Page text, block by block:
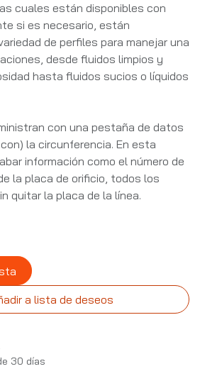
cuales están disponibles con
si es necesario, están
de perfiles para manejar una
desde fluidos limpios y
hasta fluidos sucios o líquidos
con una pestaña de datos
la circunferencia. En esta
información como el número de
la placa de orificio, todos los
quitar la placa de la línea.
a lista de deseos
30 días